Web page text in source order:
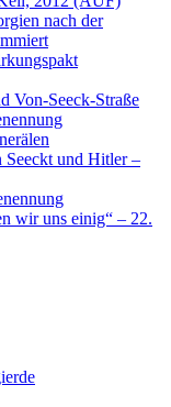
nach der
Von-Seeck-Straße
und Hitler –
wir uns einig“ – 22.